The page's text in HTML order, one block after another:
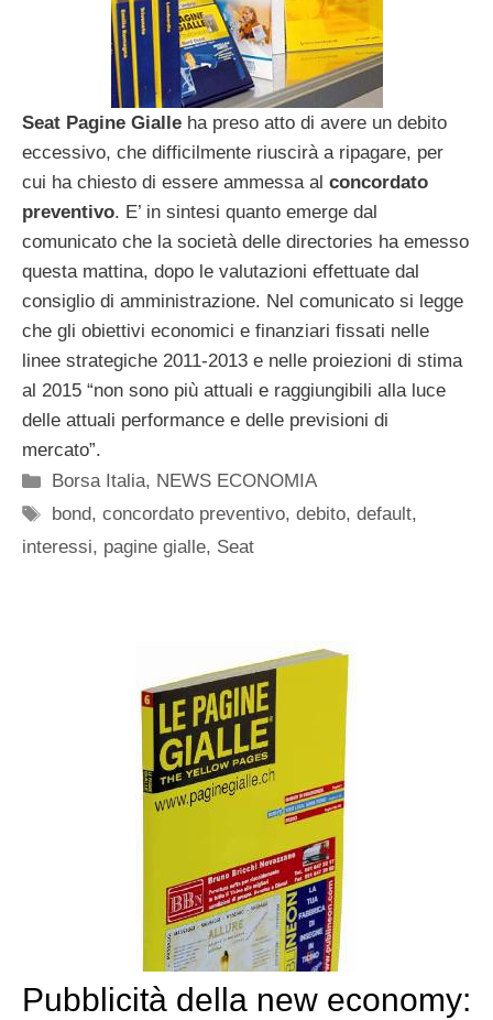
Seat Pagine Gialle ha preso atto di avere un debito
eccessivo, che difficilmente riuscirà a ripagare, per
cui ha chiesto di essere ammessa al concordato
preventivo. E’ in sintesi quanto emerge dal
comunicato che la società delle directories ha emesso
questa mattina, dopo le valutazioni effettuate dal
consiglio di amministrazione. Nel comunicato si legge
che gli obiettivi economici e finanziari fissati nelle
linee strategiche 2011-2013 e nelle proiezioni di stima
al 2015 “non sono più attuali e raggiungibili alla luce
delle attuali performance e delle previsioni di
mercato”.
Categorie
Borsa Italia, NEWS ECONOMIA
Tag
bond,concordato preventivo,debito,default,
interessi, pagine gialle, Seat
Pubblicità della new economy: